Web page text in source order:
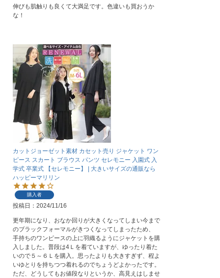
伸びも肌触りも良くて大満足です。色違いも買おうか
な！
カットジョーゼット素材 カセット売り ジャケット ワン
ピース スカート ブラウス パンツ セレモニー 入園式 入
学式 卒業式 【セレモニー】 | 大きいサイズの通販なら
ハッピーマリリン
購入者
投稿日 2024/11/16
更年期になり、おなか回りが大きくなってしまい今まで
のブラックフォーマルがきつくなってしまったため、
手持ちのワンピースの上に羽織るようにジャケットを購
入しました。普段は4Ｌを着ていますが、ゆったり着た
いので５～６Ｌを購入。思ったよりも大きすぎず、程よ
いゆとりを持ちつつ着れるのでちょうどよかったです。
ただ、どうしてもお値段なりというか、高見えはしませ